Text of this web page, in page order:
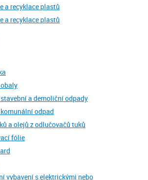
a recyklace plastů
a recyklace plastů
a demoliční odpady
odpad
a olejů z odlučovačů tuků
fólie
vybavení s elektrickými nebo